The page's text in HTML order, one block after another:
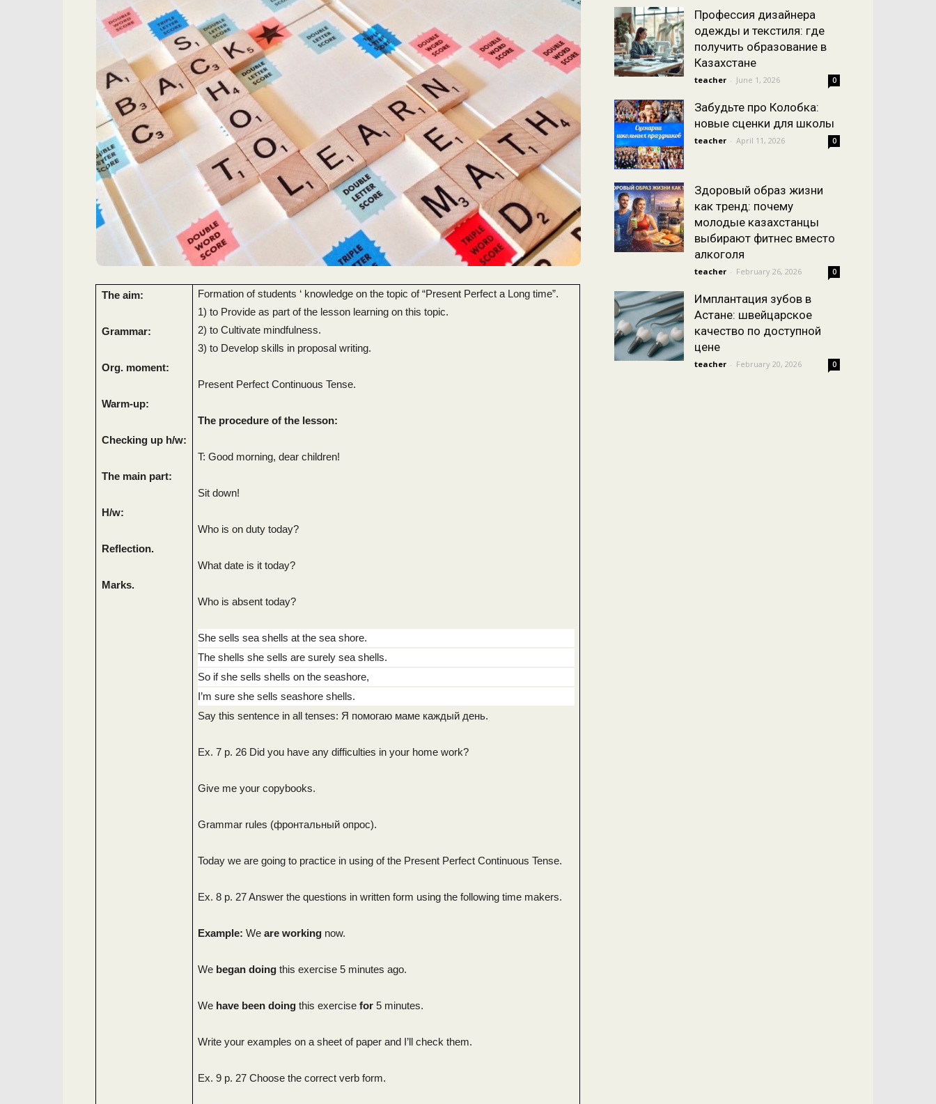
ПЛАНИРОВАНИЕ
УРОКОВ
The aim:
Grammar:
Org. moment:
Warm-up:
Checking up h/w:
The main part:
H/w:
Reflection.
Marks.
Formation of students ‘ knowledge on the topic of “Present Perfect a Long time”.
1) to Provide as part of the lesson learning on this topic.
2) to Cultivate mindfulness.
3) to Develop skills in proposal writing.
Present Perfect Continuous Tense.
The procedure of the lesson:
T: Good morning, dear children!
Sit down!
Who is on duty today?
What date is it today?
Who is absent today?
She sells sea shells at the sea shore.
The shells she sells are surely sea shells.
So if she sells shells on the seashore,
I’m sure she sells seashore shells.
Say this sentence in all tenses: Я помогаю маме каждый день.
Ex. 7 p. 26 Did you have any difficulties in your home work?
Give me your copybooks.
Grammar rules (фронтальный опрос).
Today we are going to practice in using of the Present Perfect Continuous Tense.
Ex. 8 p. 27 Answer the questions in written form using the following time makers.
Example: Weare working now.
We began doing this exercise 5 minutes ago.
We have been doing this exercisefor 5 minutes.
Write your examples on a sheet of paper and I’ll check them.
Ex. 9 p. 27 Choose the correct verb form.
Профессия дизайнера
одежды и текстиля: где
получить образование в
Казахстане
teacher - June 1, 2026 0
Забудьте про Колобка:
новые сценки для школы
teacher - April 11, 2026 0
Здоровый образ жизни
как тренд: почему
молодые казахстанцы
выбирают фитнес вместо
алкоголя
teacher - February 26, 2026 0
Имплантация зубов в
Астане: швейцарское
качество по доступной
цене
teacher - February 20, 2026 0